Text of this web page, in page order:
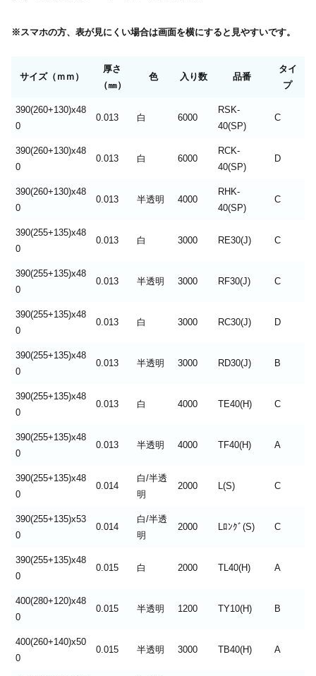
※スマホの方、表が見にくい場合は画面を横にすると見やすいです。
サイズ（ｍｍ）
厚さ
（㎜）
色 入り数 品番
タイ
プ
390(260+130)x48
0
0.013 白 6000
RSK-
40(SP)
C
390(260+130)x48
0
0.013 白 6000
RCK-
40(SP)
D
390(260+130)x48
0
0.013 半透明 4000
RHK-
40(SP)
C
390(255+135)x48
0
0.013 白 3000 RE30(J) C
390(255+135)x48
0
0.013 半透明 3000 RF30(J) C
390(255+135)x48
0
0.013 白 3000 RC30(J) D
390(255+135)x48
0
0.013 半透明 3000 RD30(J) B
390(255+135)x48
0
0.013 白 4000 TE40(H) C
390(255+135)x48
0
0.013 半透明 4000 TF40(H) A
390(255+135)x48
0
0.014
白/半透
明
2000 L(S) C
390(255+135)x53
0
0.014
白/半透
明
2000 Lﾛﾝｸﾞ(S) C
390(255+135)x48
0
0.015 白 2000 TL40(H) A
400(280+120)x48
0
0.015 半透明 1200 TY10(H) B
400(260+140)x50
0
0.015 半透明 3000 TB40(H) A